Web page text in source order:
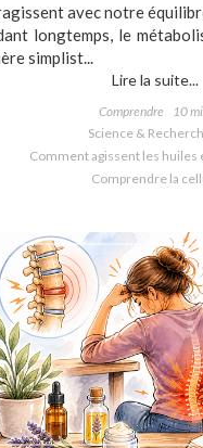
avec notre
longtemps, le
simplist...
Lire la suite...
Comprendre
10
Science &
Comment agissent les huiles
Comprendre la